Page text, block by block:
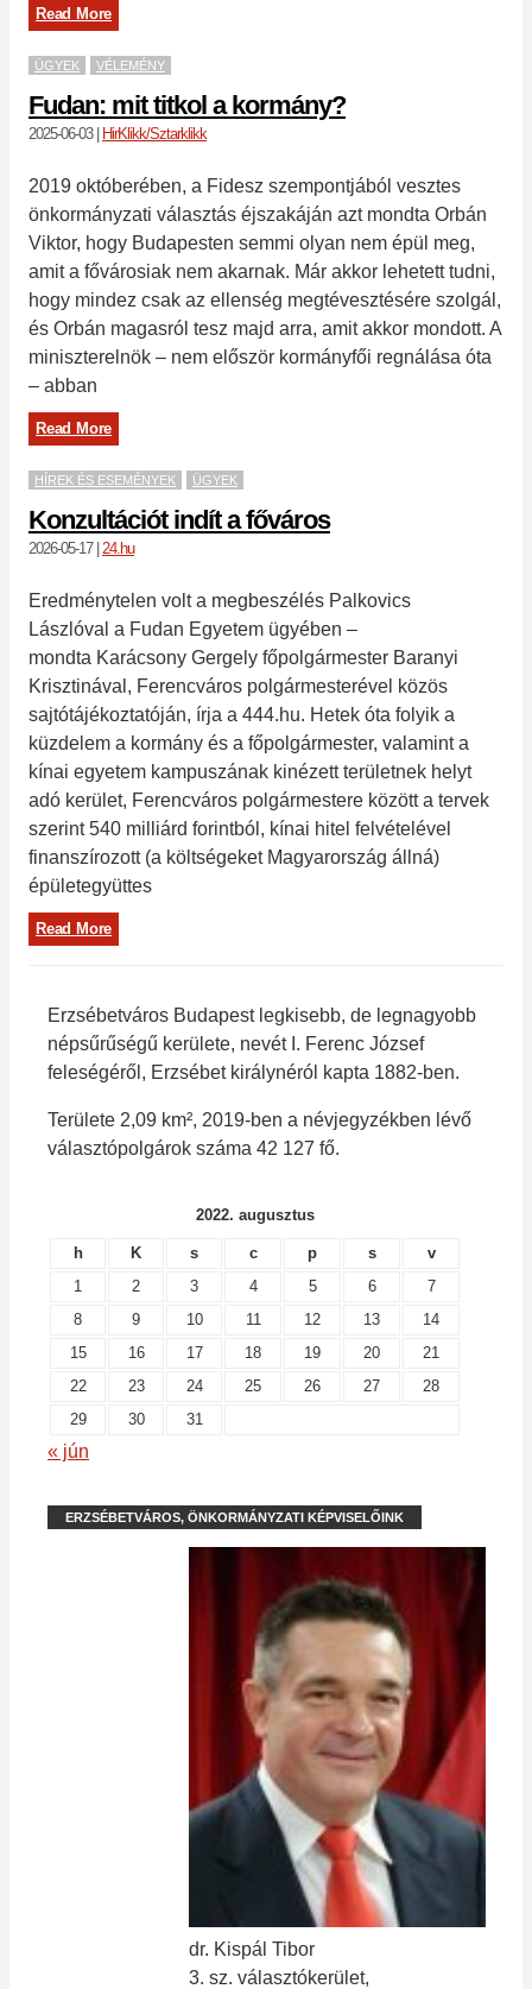
Read More
ÜGYEK VÉLEMÉNY
Fudan: mit titkol a kormány?
2025-06-03| HirKlikk/Sztarklikk
2019 októberében, a Fidesz szempontjából vesztes
önkormányzati választás éjszakáján azt mondta Orbán
Viktor, hogy Budapesten semmi olyan nem épül meg,
amit a fővárosiak nem akarnak. Már akkor lehetett tudni,
hogy mindez csak az ellenség megtévesztésére szolgál,
és Orbán magasról tesz majd arra, amit akkor mondott. A
miniszterelnök – nem először kormányfői regnálása óta
– abban
Read More
HÍREK ÉS ESEMÉNYEK ÜGYEK
Konzultációt indít a főváros
2026-05-17| 24.hu
Eredménytelen volt a megbeszélés Palkovics
Lászlóval a Fudan Egyetem ügyében –
mondta Karácsony Gergely főpolgármester Baranyi
Krisztinával, Ferencváros polgármesterével közös
sajtótájékoztatóján, írja a 444.hu. Hetek óta folyik a
küzdelem a kormány és a főpolgármester, valamint a
kínai egyetem kampuszának kinézett területnek helyt
adó kerület, Ferencváros polgármestere között a tervek
szerint 540 milliárd forintból, kínai hitel felvételével
finanszírozott (a költségeket Magyarország állná)
épületegyüttes
Read More
Erzsébetváros Budapest legkisebb, de legnagyobb
népsűrűségű kerülete, nevét I. Ferenc József
feleségéről, Erzsébet királynéról kapta 1882-ben.
Területe 2,09 km², 2019-ben a névjegyzékben lévő
választópolgárok száma 42 127 fő.
2022. augusztus
h K s c p s
v
1
2 3 4 5 6
7
8
9 10 11 12 13
14
15
16 17 18 19 20
21
22
23 24 25 26 27
28
29
30 31
« jún
ERZSÉBETVÁROS, ÖNKORMÁNYZATI KÉPVISELŐINK
dr. Kispál Tibor
3. sz. választókerület,